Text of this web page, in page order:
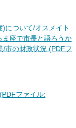
について/オスメイト
座で市長と語ろうか
/市の財政状況 (PDFフ
ファイル: